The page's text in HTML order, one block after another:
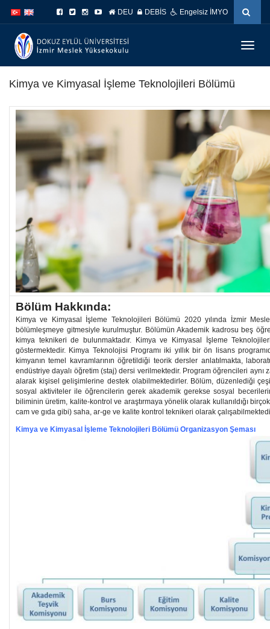
atla
atla
DEU DEBİS Engelsiz İMYO
Kimya ve Kimyasal İşleme Teknolojileri Bölümü
Bölüm Hakkında:
Kimya ve Kimyasal İşleme Teknolojileri Bölümü 2020 yılında İzmir
bölümleşmeye gitmesiyle kurulmuştur. Bölümün Akademik kadrosu beş
kimya teknikeri de bulunmaktadır. Kimya ve Kimyasal İşleme
göstermektedir. Kimya Teknolojisi Programı iki yıllık bir ön lisans
kimyanın temel kavramlarının öğretildiği teorik dersler anlatılmakta,
endüstriye dayalı öğretim (staj) dersi verilmektedir. Program öğrencileri
alarak kişisel gelişimlerine destek olabilmektedirler. Bölüm, düzenlediği
sosyal aktiviteler ile öğrencilerin gerek akademik gerekse sosyal
biliminin üretim, kalite-kontrol ve araştırmaya yönelik olarak kullanıldığı
cam ve gıda gibi) saha, ar-ge ve kalite kontrol teknikeri olarak
Kimya ve Kimyasal İşleme Teknolojileri Bölümü Organizasyon Şeması